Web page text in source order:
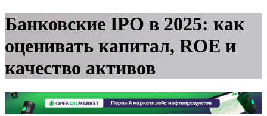
Банковские IPO в 2025: как
оценивать капитал, ROE и
качество активов